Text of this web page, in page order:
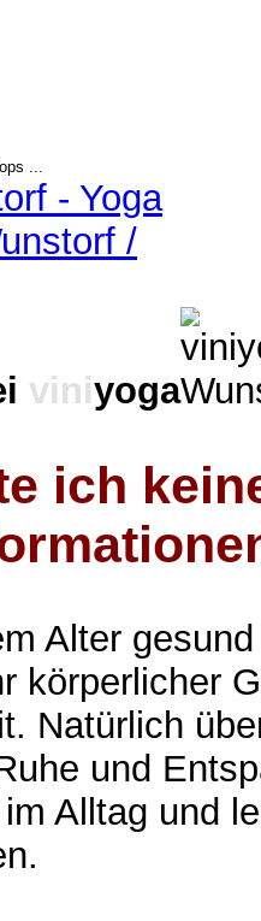
viniyoga
ich
Alter
körperlicher
Natürlich
und
Alltag und